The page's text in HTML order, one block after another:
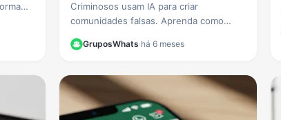
Criminosos usam IA para criar
comunidades falsas. Aprenda como
e proteja seus dados de fraudes
GruposWhats·há 6 meses